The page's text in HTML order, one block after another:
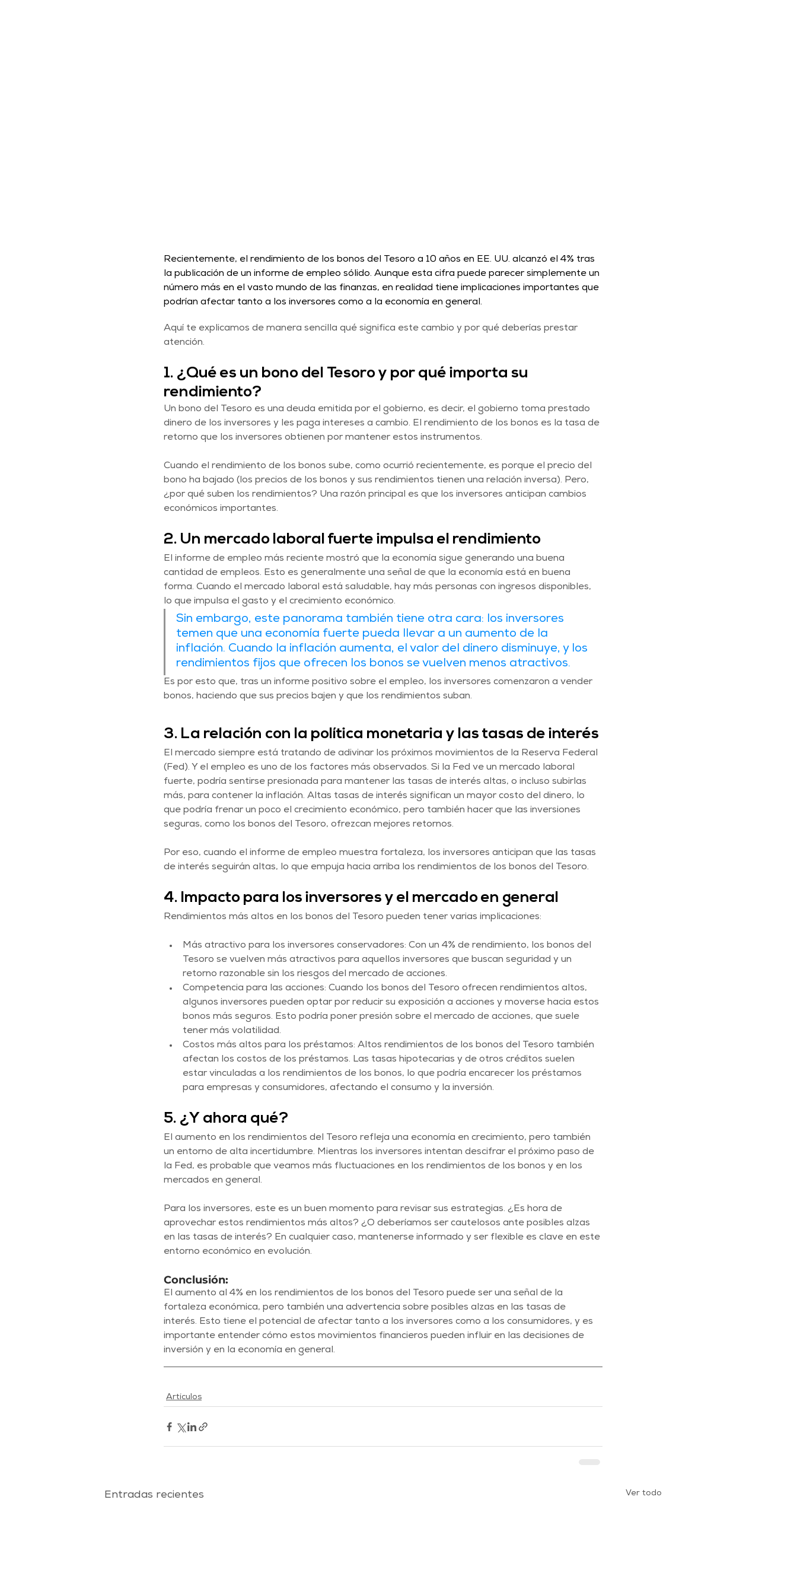
Recientemente, el rendimiento de los bonos del Tesoro a 10 años en EE. UU. alcanzó el 4% tras
la publicación de un informe de empleo sólido. Aunque esta cifra puede parecer simplemente un
número más en el vasto mundo de las finanzas, en realidad tiene implicaciones importantes que
podrían afectar tanto a los inversores como a la economía en general.
Aquí te explicamos de manera sencilla qué significa este cambio y por qué deberías prestar
atención.
1. ¿Qué es un bono del Tesoro y por qué importa su
rendimiento?
Un bono del Tesoro es una deuda emitida por el gobierno, es decir, el gobierno toma prestado
dinero de los inversores y les paga intereses a cambio. El rendimiento de los bonos es la tasa de
retorno que los inversores obtienen por mantener estos instrumentos.
Cuando el rendimiento de los bonos sube, como ocurrió recientemente, es porque el precio del
bono ha bajado (los precios de los bonos y sus rendimientos tienen una relación inversa). Pero,
¿por qué suben los rendimientos? Una razón principal es que los inversores anticipan cambios
económicos importantes.
2. Un mercado laboral fuerte impulsa el rendimiento
El informe de empleo más reciente mostró que la economía sigue generando una buena
cantidad de empleos. Esto es generalmente una señal de que la economía está en buena
forma. Cuando el mercado laboral está saludable, hay más personas con ingresos disponibles,
lo que impulsa el gasto y el crecimiento económico.
Sin embargo, este panorama también tiene otra cara: los inversores
temen que una economía fuerte pueda llevar a un aumento de la
inflación. Cuando la inflación aumenta, el valor del dinero disminuye, y los
rendimientos fijos que ofrecen los bonos se vuelven menos atractivos.
Es por esto que, tras un informe positivo sobre el empleo, los inversores comenzaron a vender
bonos, haciendo que sus precios bajen y que los rendimientos suban.
3. La relación con la política monetaria y las tasas de interés
El mercado siempre está tratando de adivinar los próximos movimientos de la Reserva Federal
(Fed). Y el empleo es uno de los factores más observados. Si la Fed ve un mercado laboral
fuerte, podría sentirse presionada para mantener las tasas de interés altas, o incluso subirlas
más, para contener la inflación. Altas tasas de interés significan un mayor costo del dinero, lo
que podría frenar un poco el crecimiento económico, pero también hacer que las inversiones
seguras, como los bonos del Tesoro, ofrezcan mejores retornos.
Por eso, cuando el informe de empleo muestra fortaleza, los inversores anticipan que las tasas
de interés seguirán altas, lo que empuja hacia arriba los rendimientos de los bonos del Tesoro.
4. Impacto para los inversores y el mercado en general
Rendimientos más altos en los bonos del Tesoro pueden tener varias implicaciones:
Más atractivo para los inversores conservadores: Con un 4% de rendimiento, los bonos del
Tesoro se vuelven más atractivos para aquellos inversores que buscan seguridad y un
retorno razonable sin los riesgos del mercado de acciones.
Competencia para las acciones: Cuando los bonos del Tesoro ofrecen rendimientos altos,
algunos inversores pueden optar por reducir su exposición a acciones y moverse hacia estos
bonos más seguros. Esto podría poner presión sobre el mercado de acciones, que suele
tener más volatilidad.
Costos más altos para los préstamos: Altos rendimientos de los bonos del Tesoro también
afectan los costos de los préstamos. Las tasas hipotecarias y de otros créditos suelen
estar vinculadas a los rendimientos de los bonos, lo que podría encarecer los préstamos
para empresas y consumidores, afectando el consumo y la inversión.
5. ¿Y ahora qué?
El aumento en los rendimientos del Tesoro refleja una economía en crecimiento, pero también
un entorno de alta incertidumbre. Mientras los inversores intentan descifrar el próximo paso de
la Fed, es probable que veamos más fluctuaciones en los rendimientos de los bonos y en los
mercados en general.
Para los inversores, este es un buen momento para revisar sus estrategias. ¿Es hora de
aprovechar estos rendimientos más altos? ¿O deberíamos ser cautelosos ante posibles alzas
en las tasas de interés? En cualquier caso, mantenerse informado y ser flexible es clave en este
entorno económico en evolución.
Conclusión:
El aumento al 4% en los rendimientos de los bonos del Tesoro puede ser una señal de la
fortaleza económica, pero también una advertencia sobre posibles alzas en las tasas de
interés. Esto tiene el potencial de afectar tanto a los inversores como a los consumidores, y es
importante entender cómo estos movimientos financieros pueden influir en las decisiones de
inversión y en la economía en general.
Artículos
Entradas recientes Ver todo